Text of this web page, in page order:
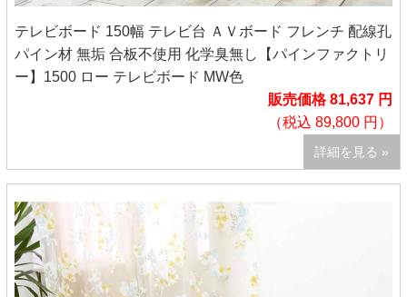
テレビボード 150幅 テレビ台 ＡＶボード フレンチ 配線孔
パイン材 無垢 合板不使用 化学臭無し【パインファクトリ
ー】1500 ロー テレビボード MW色
販売価格 81,637 円
（税込 89,800 円）
詳細を見る »